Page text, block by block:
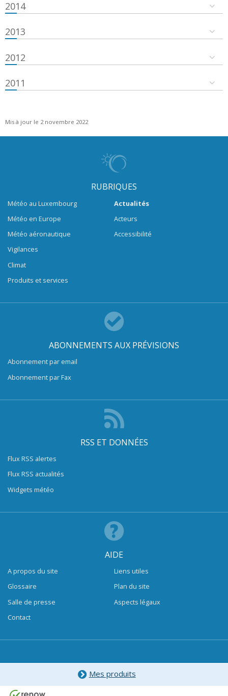
2014
2013
2012
2011
Mis à jour le 2 novembre 2022
RUBRIQUES
Météo au Luxembourg
Météo en Europe
Météo aéronautique
Vigilances
Climat
Produits et services
Actualités
Acteurs
Accessibilité
ABONNEMENTS AUX PRÉVISIONS
Abonnement par email
Abonnement par Fax
RSS ET DONNÉES
Flux RSS alertes
Flux RSS actualités
Widgets météo
AIDE
A propos du site
Glossaire
Salle de presse
Contact
Liens utiles
Plan du site
Aspects légaux
Mes produits